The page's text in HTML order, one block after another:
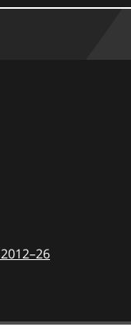
2012–26